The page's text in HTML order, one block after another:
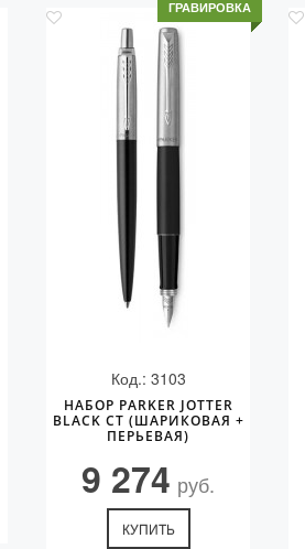
ГРАВИРОВКА
Код.: 3103
НАБОР PARKER JOTTER
BLACK CT (ШАРИКОВАЯ +
ПЕРЬЕВАЯ)
9 274 руб.
КУПИТЬ